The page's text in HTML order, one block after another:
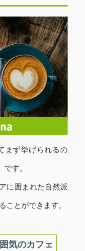
まず挙げられるの
す。
に囲まれた自然派
ことができます。
気のカフェ